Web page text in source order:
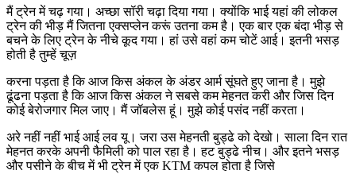
मैं ट्रेन में चढ़ गया। अच्छा सॉरी चढ़ा दिया गया। क्योंकि भाई यहां की लोकल
ट्रेन की भीड़ मैं जितना एक्सप्लेन करूं उतना कम है। एक बार एक बंदा भीड़ से
बचने के लिए ट्रेन के नीचे कूद गया। हां उसे वहां कम चोटें आई। इतनी भसड़
होती है तुम्हें चूज़
करना पड़ता है कि आज किस अंकल के अंडर आर्म सूंघते हुए जाना है। मुझे
ढूंढना पड़ता है कि आज किस अंकल ने सबसे कम मेहनत करी और जिस दिन
कोई बेरोजगार मिल जाए। मैं जॉबलेस हूं। मुझे कोई पसंद नहीं करता।
अरे नहीं नहीं भाई आई लव यू। जरा उस मेहनती बुड्ढे को देखो। साला दिन रात
मेहनत करके अपनी फैमिली को पाल रहा है। हट बुड्ढे नीच। और इतने भसड़
और पसीने के बीच में भी ट्रेन में एक KTM कपल होता है जिसे